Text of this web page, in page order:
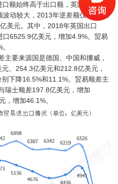
额始终高于出口额，英国贸易结
动较大，2013年逆差额仅1069亿
美元。其中，2018年英国出口
6525.9亿美元，增加4.9%。贸易
要来源国是德国、中国和挪威，
、254.3亿美元和212.8亿美元，
下降16.5%和11.1%。贸易顺差主
瑞士顺差197.8亿美元，增加
，增加46.1%。